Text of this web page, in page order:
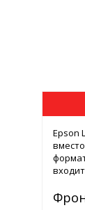
Epson